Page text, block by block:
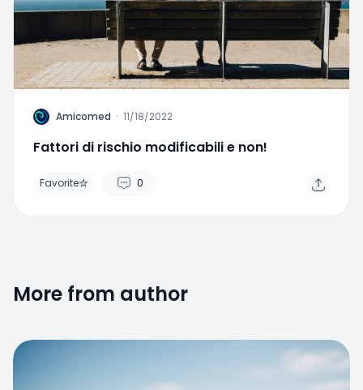
A Amicomed · 11/18/2022
Fattori di rischio modificabili e non!
Favorite 0
More from author